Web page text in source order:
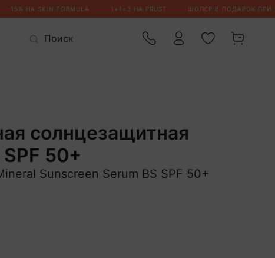
солнцезащитная
50+
Sunscreen Serum BS SPF 50+